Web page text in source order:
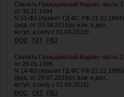
Скачать Гражданский Кодекс часть 1
от 30.11.1994
N 51-ФЗ (принят ГД ФС РФ 21.10.1994)
(ред. от 03.08.2018)(с изм. и доп.,
вступ. в силу с 01.09.2018)
DOC
TXT FB2
Скачать Гражданский Кодекс часть 2
от 26.01.1996
N 14-ФЗ (принят ГД ФС РФ 22.12.1995)
(ред. от 29.07.2018)(с изм. и доп.,
вступ. в силу с 01.09.2018)
DOC
TXT FB2